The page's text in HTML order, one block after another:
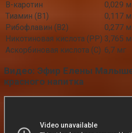
Β-каротин
0,029
Тиамин (В1)
0,117
Рибофлавин (В2)
0,277
Никотиновая кислота (PР) 3,765
Аскорбиновая кислота (С) 6,7 мг
Видео: Эфир Елены
красного напитка